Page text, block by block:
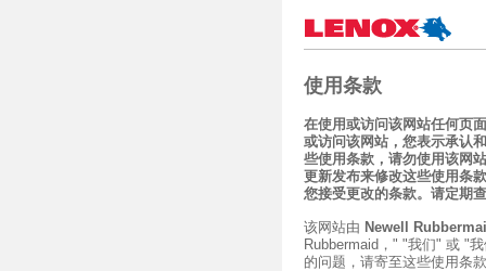
使用条款
在使用或访问该网站任何页
或访问该网站，您表示承认
些使用条款，请勿使用该网
更新发布来修改这些使用条
您接受更改的条款。请定期
该网站由 Newell
Rubbermaid，" "我们" 或 "
的问题，请寄至这些使用条